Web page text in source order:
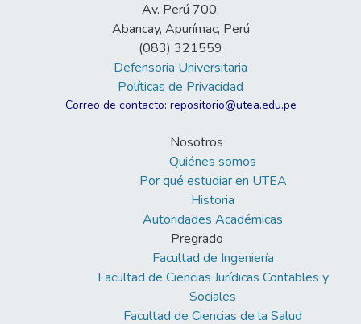
Av. Perú 700,
Abancay, Apurímac, Perú
(083) 321559
Defensoria Universitaria
Políticas de Privacidad
Correo de contacto: repositorio@utea.edu.pe
Nosotros
Quiénes somos
Por qué estudiar en UTEA
Historia
Autoridades Académicas
Pregrado
Facultad de Ingeniería
Facultad de Ciencias Jurídicas Contables y
Sociales
Facultad de Ciencias de la Salud